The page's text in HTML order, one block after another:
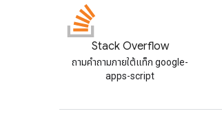
Stack Overflow
ถามคําถามภายใต้แท็ก google-
apps-script